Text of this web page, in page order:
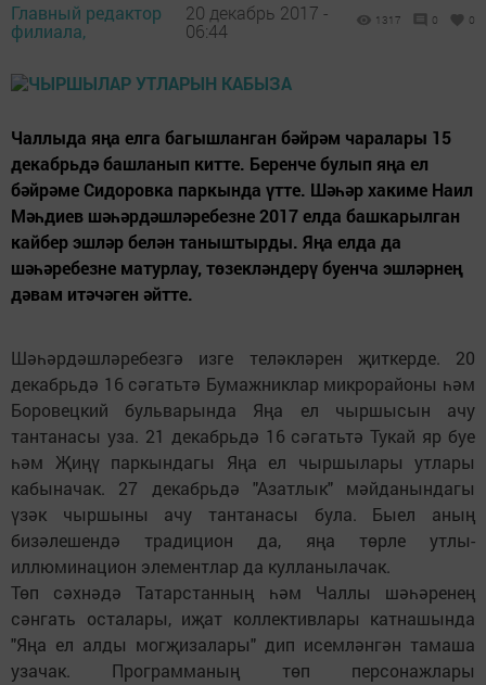
Главный редактор
филиала,
20 декабрь 2017 -
06:44
1317 0 0
Чаллыда яңа елга багышланган бәйрәм чаралары 15
декабрьдә башланып китте. Беренче булып яңа ел
бәйрәме Сидоровка паркында үтте. Шәһәр хакиме Наил
Мәһдиев шәһәрдәшләребезне 2017 елда башкарылган
кайбер эшләр белән таныштырды. Яңа елда да
шәһәребезне матурлау, төзекләндерү буенча эшләрнең
дәвам итәчәген әйтте.
Шәһәрдәшләребезгә изге теләкләрен җиткерде. 20
декабрьдә 16 сәгатьтә Бумажниклар микрорайоны һәм
Боровецкий бульварында Яңа ел чыршысын ачу
тантанасы уза. 21 декабрьдә 16 сәгатьтә Тукай яр буе
һәм Җиңү паркындагы Яңа ел чыршылары утлары
кабыначак. 27 декабрьдә "Азатлык" мәйданындагы
үзәк чыршыны ачу тантанасы була. Быел аның
бизәлешендә традицион да, яңа төрле утлы-
иллюминацион элементлар да кулланылачак.
Төп сәхнәдә Татарстанның һәм Чаллы шәһәренең
сәнгать осталары, иҗат коллективлары катнашында
"Яңа ел алды могҗизалары" дип исемләнгән тамаша
узачак. Программаның төп персонажлары